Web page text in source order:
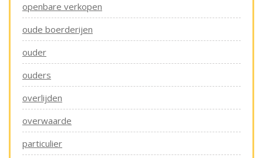
openbare verkopen
oude boerderijen
ouder
ouders
overlijden
overwaarde
particulier